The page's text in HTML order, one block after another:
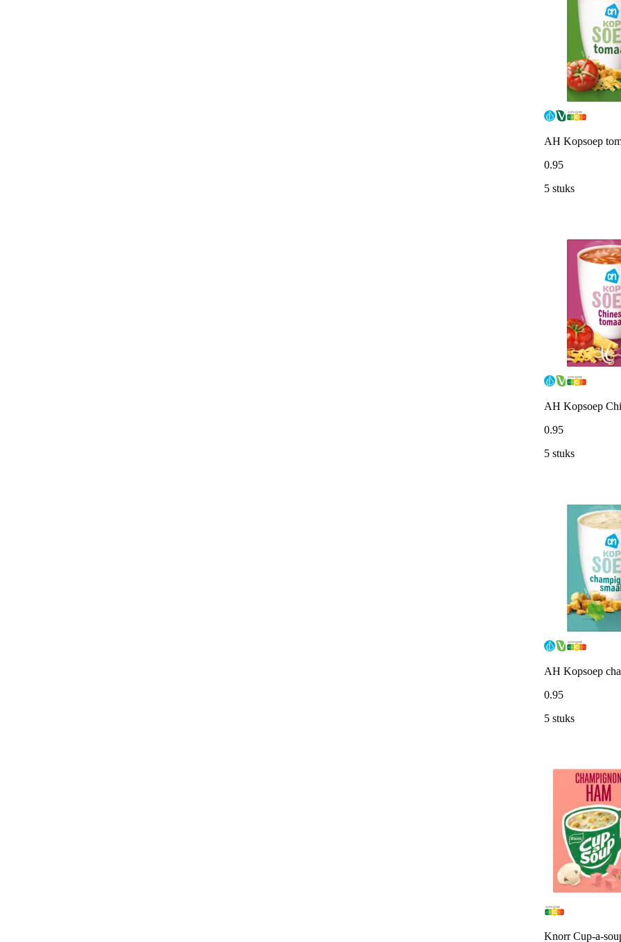
AH Kopsoep
0.95
5 stuks
AH Kopsoep
0.95
5 stuks
AH Kopsoep
0.95
5 stuks
Knorr Cup-a-